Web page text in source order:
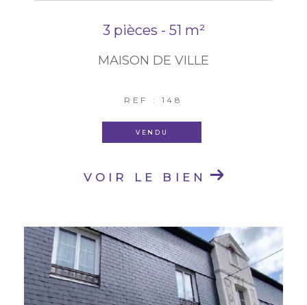
3 pièces - 51 m²
MAISON DE VILLE
REF : 148
VENDU
VOIR LE BIEN